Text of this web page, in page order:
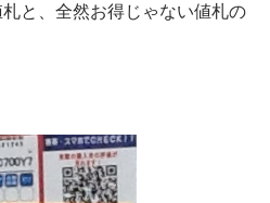
と、全然お得じゃない値札の